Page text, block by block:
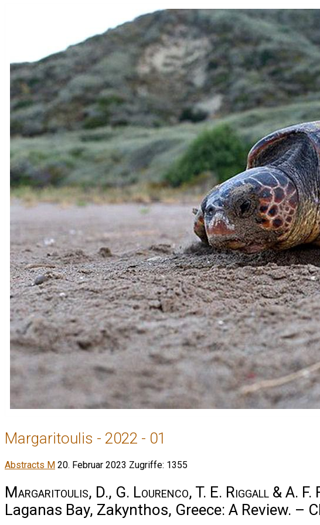
Margaritoulis - 2022 - 01
Abstracts M 20. Februar 2023 Zugriffe: 1355
Margaritoulis, D., G. Lourenco, T. E. Riggall & A. F.
Laganas Bay, Zakynthos, Greece: A Review.